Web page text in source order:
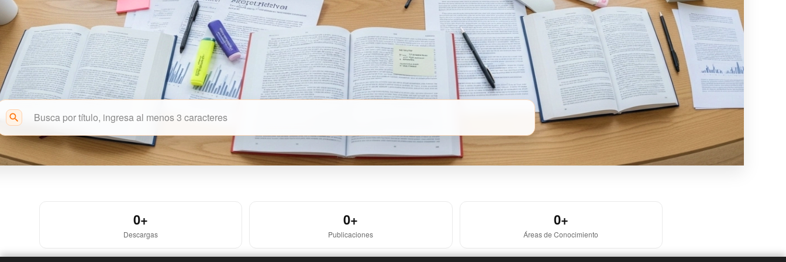
search
Acceso Abierto
0+
Descargas
0+
Publicaciones
0+
Áreas de Conocimiento